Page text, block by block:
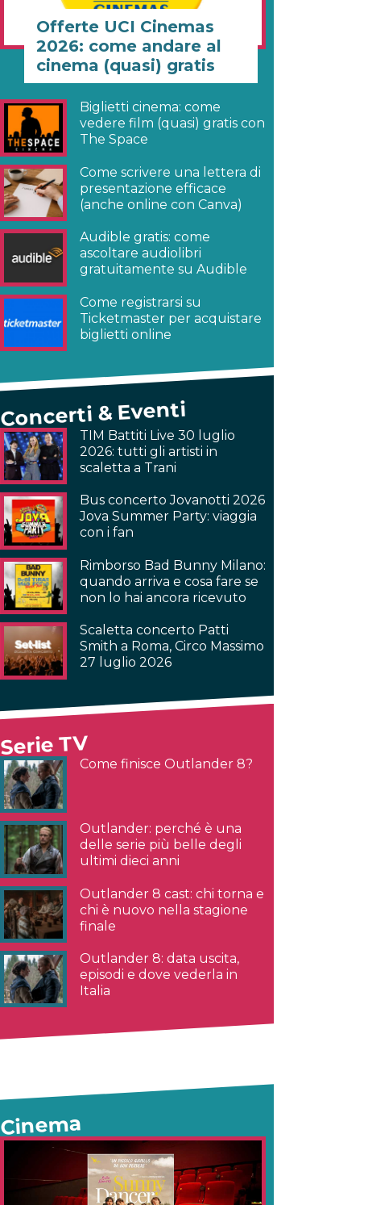
Offerte UCI Cinemas
2026: come andare al
cinema (quasi) gratis
Biglietti cinema: come
vedere film (quasi) gratis con
The Space
Come scrivere una lettera di
presentazione efficace
(anche online con Canva)
Audible gratis: come
ascoltare audiolibri
gratuitamente su Audible
Come registrarsi su
Ticketmaster per acquistare
biglietti online
Concerti & Eventi
TIM Battiti Live 30 luglio
2026: tutti gli artisti in
scaletta a Trani
Bus concerto Jovanotti 2026
Jova Summer Party: viaggia
con i fan
Rimborso Bad Bunny Milano:
quando arriva e cosa fare se
non lo hai ancora ricevuto
Scaletta concerto Patti
Smith a Roma, Circo Massimo
27 luglio 2026
Serie TV
Come finisce Outlander 8?
Outlander: perché è una
delle serie più belle degli
ultimi dieci anni
Outlander 8 cast: chi torna e
chi è nuovo nella stagione
finale
Outlander 8: data uscita,
episodi e dove vederla in
Italia
Cinema